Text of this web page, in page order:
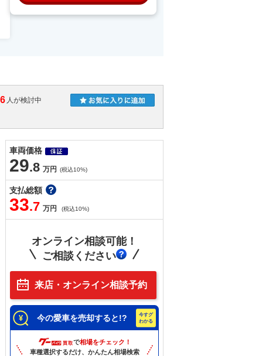
人が検討中
車両価格
29.8 万円 (税込10%)
支払総額
33.7 万円 (税込10%)
オンライン相談可能！
ご相談ください
来店・オンライン相談予約
今の愛車を売却すると!?
で相場をチェック！
車種選択するだけ、かんたん相場検索